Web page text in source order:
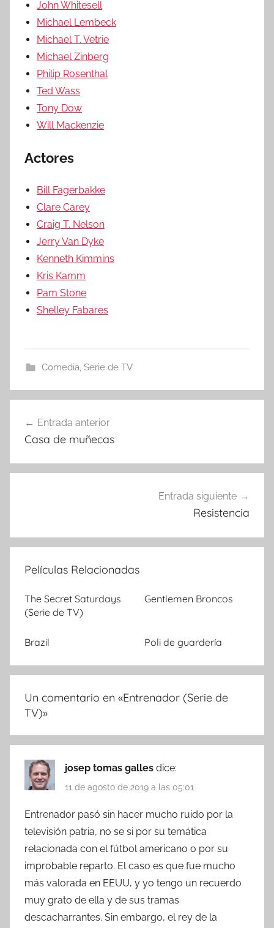
John Whitesell
Michael Lembeck
Michael T. Vetrie
Michael Zinberg
Philip Rosenthal
Ted Wass
Tony Dow
Will Mackenzie
Actores
Bill Fagerbakke
Clare Carey
Craig T. Nelson
Jerry Van Dyke
Kenneth Kimmins
Kris Kamm
Pam Stone
Shelley Fabares
Comedia, Serie de TV
Navegación
de
entradas
Entrada anterior
Casa de muñecas
Entrada siguiente
Resistencia
Películas Relacionadas
The Secret Saturdays
(Serie de TV)
Gentlemen Broncos
Brazil Poli de guardería
Un comentario en «Entrenador (Serie de
TV)»
josep tomas galles dice:
11 de agosto de 2019 a las 05:01
Entrenador pasó sin hacer mucho ruido por la
televisión patria, no se si por su temática
relacionada con el fútbol americano o por su
improbable reparto. El caso es que fue mucho
más valorada en EEUU, y yo tengo un recuerdo
muy grato de ella y de sus tramas
descacharrantes. Sin embargo, el rey de la